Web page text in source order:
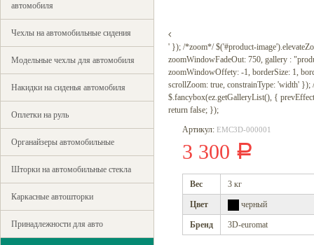
автомобиля
Чехлы на автомобильные сидения
Модельные чехлы для автомобиля
Накидки на сиденья автомобиля
Оплетки на руль
Органайзеры автомобильные
Шторки на автомобильные стекла
Каркасные автошторки
Принадлежности для авто
' }); /*zoom*/ $('#product-
zoomWindowFadeOut: 750, gallery :
zoomWindowOffety: -1, borderSize: 1,
scrollZoom: true, constrainType: 'width'
$.fancybox(ez.getGalleryList(), {
return false; });
Артикул: EMC3D-000001
3 300 Р
Вес 3 кг
Цвет черный
Бренд 3D-euromat